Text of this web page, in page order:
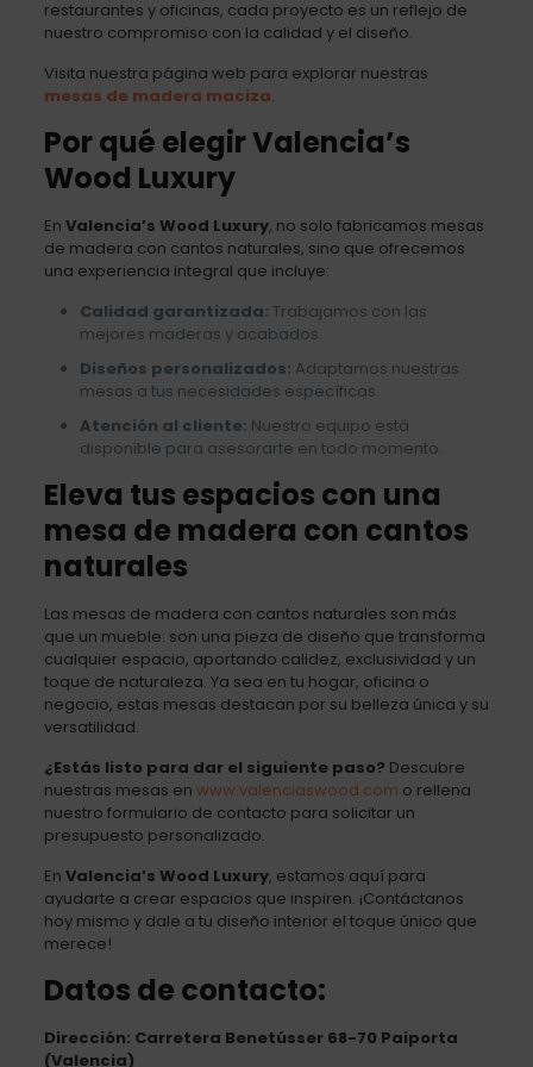
restaurantes y oficinas, cada proyecto es un reflejo de
nuestro compromiso con la calidad y el diseño.
Visita nuestra página web para explorar nuestras
mesas de madera maciza.
Por qué elegir Valencia’s
Wood Luxury
En Valencia’s Wood Luxury, no solo fabricamos mesas
de madera con cantos naturales, sino que ofrecemos
una experiencia integral que incluye:
Calidad garantizada: Trabajamos con las
mejores maderas y acabados.
Diseños personalizados: Adaptamos nuestras
mesas a tus necesidades específicas.
Atención al cliente: Nuestro equipo está
disponible para asesorarte en todo momento.
Eleva tus espacios con una
mesa de madera con cantos
naturales
Las mesas de madera con cantos naturales son más
que un mueble: son una pieza de diseño que transforma
cualquier espacio, aportando calidez, exclusividad y un
toque de naturaleza. Ya sea en tu hogar, oficina o
negocio, estas mesas destacan por su belleza única y su
versatilidad.
¿Estás listo para dar el siguiente paso? Descubre
nuestras mesas en www.valenciaswood.com o rellena
nuestro formulario de contacto para solicitar un
presupuesto personalizado.
En Valencia’s Wood Luxury, estamos aquí para
ayudarte a crear espacios que inspiren. ¡Contáctanos
hoy mismo y dale a tu diseño interior el toque único que
merece!
Datos de contacto:
Dirección: Carretera Benetússer 68-70 Paiporta
(Valencia)